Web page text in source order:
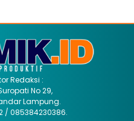
Redaksi :
No 29,
Lampung.
/ 085384230386.